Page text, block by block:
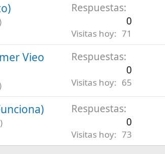
Respuestas
0
Visitas hoy 71
Vieo
Respuestas
0
Visitas hoy 65
Respuestas
0
Visitas hoy 73